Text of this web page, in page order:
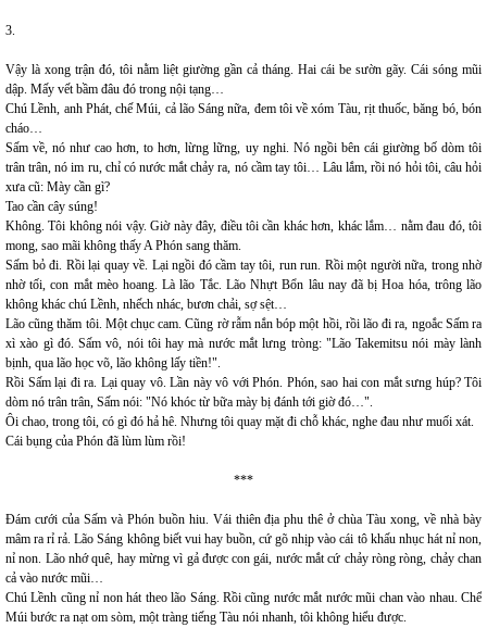
3.
Vậy là xong trận đó, tôi nằm liệt giường gần cả tháng. Hai cái be sườn gãy. Cái sóng mũi
dập. Mấy vết bầm đâu đó trong nội tạng…
Chú Lềnh, anh Phát, chế Múi, cả lão Sáng nữa, đem tôi về xóm Tàu, rịt thuốc, băng bó, bón
cháo…
Sấm về, nó như cao hơn, to hơn, lừng lững, uy nghi. Nó ngồi bên cái giường bố dòm tôi
trân trân, nó im ru, chỉ có nước mắt chảy ra, nó cầm tay tôi… Lâu lắm, rồi nó hỏi tôi, câu hỏi
xưa cũ: Mày cần gì?
Tao cần cây súng!
Không. Tôi không nói vậy. Giờ này đây, điều tôi cần khác hơn, khác lắm… nằm đau đó, tôi
mong, sao mãi không thấy A Phón sang thăm.
Sấm bỏ đi. Rồi lại quay về. Lại ngồi đó cầm tay tôi, run run. Rồi một người nữa, trong nhờ
nhờ tối, con mắt mèo hoang. Là lão Tắc. Lão Nhựt Bổn lâu nay đã bị Hoa hóa, trông lão
không khác chú Lềnh, nhếch nhác, bươn chải, sợ sệt…
Lão cũng thăm tôi. Một chục cam. Cũng rờ rẫm nắn bóp một hồi, rồi lão đi ra, ngoắc Sấm ra
xì xào gì đó. Sấm vô, nói tôi hay mà nước mắt lưng tròng: "Lão Takemitsu nói mày lành
bịnh, qua lão học võ, lão không lấy tiền!".
Rồi Sấm lại đi ra. Lại quay vô. Lần này vô với Phón. Phón, sao hai con mắt sưng húp? Tôi
dòm nó trân trân, Sấm nói: "Nó khóc từ bữa mày bị đánh tới giờ đó…".
Ôi chao, trong tôi, có gì đó hả hê. Nhưng tôi quay mặt đi chỗ khác, nghe đau như muối xát.
Cái bụng của Phón đã lùm lùm rồi!
***
Đám cưới của Sấm và Phón buồn hiu. Vái thiên địa phu thê ở chùa Tàu xong, về nhà bày
mâm ra rỉ rả. Lão Sáng không biết vui hay buồn, cứ gõ nhịp vào cái tô khấu nhục hát nỉ non,
nỉ non. Lão nhớ quê, hay mừng vì gả được con gái, nước mắt cứ chảy ròng ròng, chảy chan
cả vào nước mũi…
Chú Lềnh cũng nỉ non hát theo lão Sáng. Rồi cũng nước mắt nước mũi chan vào nhau. Chế
Múi bước ra nạt om sòm, một tràng tiếng Tàu nói nhanh, tôi không hiểu được.